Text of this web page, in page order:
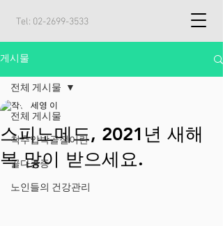
Tel: 02-2699-3533
게시물
전체 게시물
척추압박골절이란
골다공증
노인들의 건강관리
전체 게시물
스피노메드, 2021년 새해
복 많이 받으세요.
세영 이